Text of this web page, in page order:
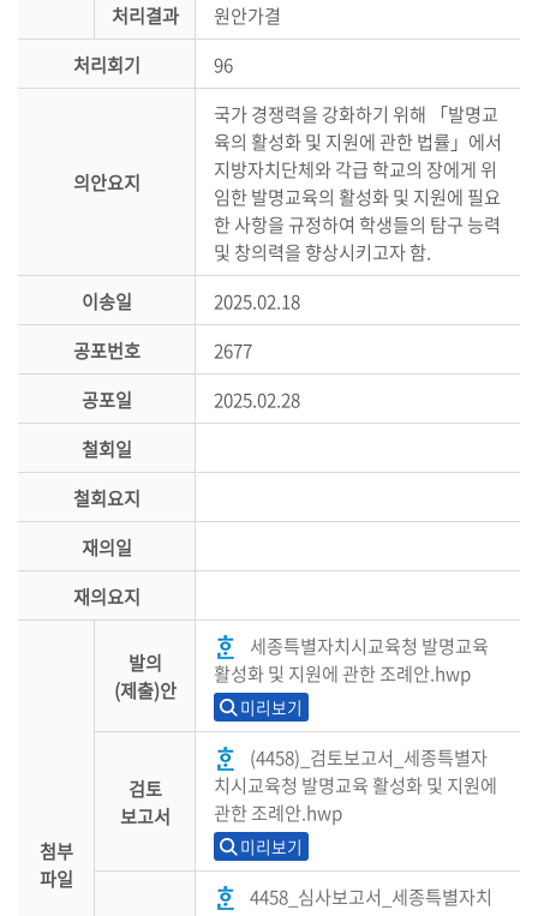
공
처리결과
원안가결
처리회기
96
의안요지
국가 경쟁력을 강화하기 위해 「발명교
육의 활성화 및 지원에 관한 법률」에서
지방자치단체와 각급 학교의 장에게 위
임한 발명교육의 활성화 및 지원에 필요
한 사항을 규정하여 학생들의 탐구 능력
및 창의력을 향상시키고자 함.
이송일
2025.02.18
공포번호
2677
공포일
2025.02.28
철회일
철회요지
재의일
재의요지
첨부
파일
발의
(제출)안
세종특별자치시교육청 발명교육
활성화 및 지원에 관한 조례안.hwp
미리보기
검토
보고서
(4458)_검토보고서_세종특별자
치시교육청 발명교육 활성화 및 지원에
관한 조례안.hwp
미리보기
4458_심사보고서_세종특별자치